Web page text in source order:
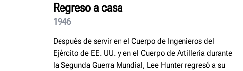
Regreso a casa
1946
Después de servir en el Cuerpo de Ingenieros del
Ejército de EE. UU. y en el Cuerpo de Artillería durante
la Segunda Guerra Mundial, Lee Hunter regresó a su